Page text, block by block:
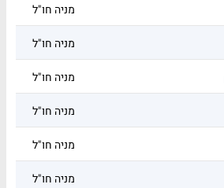
מניה חו"ל
מניה חו"ל
מניה חו"ל
מניה חו"ל
מניה חו"ל
מניה חו"ל